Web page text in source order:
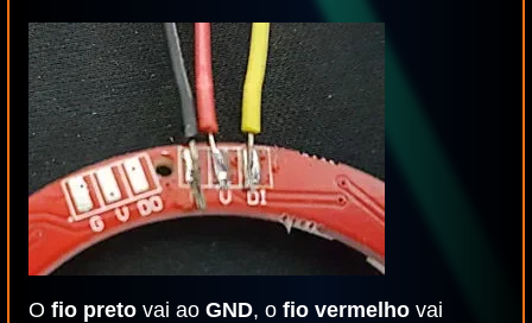
O fio preto vai ao GND, o fio vermelho vai